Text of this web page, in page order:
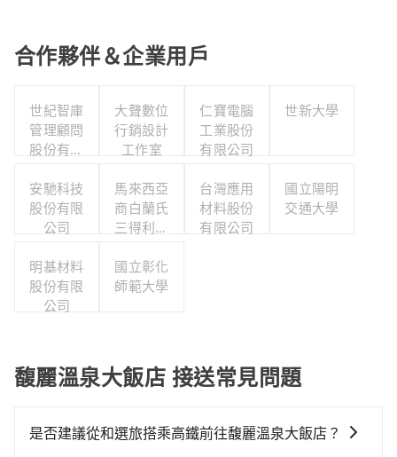
合作夥伴＆企業用戶
世紀智庫
管理顧問
股份有限
大聲數位
行銷設計
工作室
仁寶電腦
工業股份
有限公司
世新大學
安馳科技
股份有限
公司
馬來西亞
商白蘭氏
三得利股
司台灣分
公司
台灣應用
材料股份
有限公司
國立陽明
交通大學
明基材料
股份有限
公司
國立彰化
師範大學
馥麗溫泉大飯店 接送常見問題
是否建議從和選旅搭乘高鐵前往馥麗溫泉大飯店？